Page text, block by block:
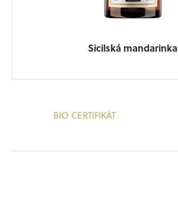
Sicilská mandarinka
BIO CERTIFIKÁT